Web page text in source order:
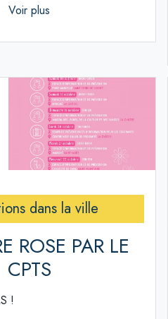
Voir plus
dans la ville
ROSE PAR LE
CPTS
!